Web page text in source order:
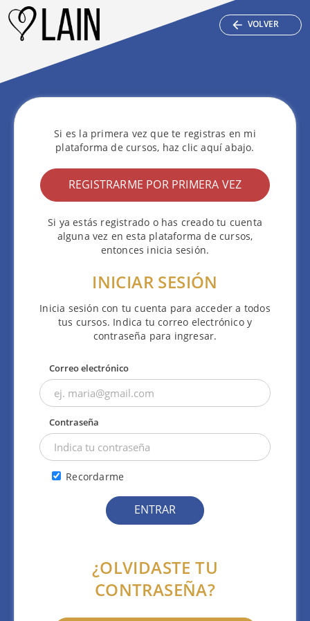
VOLVER
Si es la primera vez que te registras en mi
plataforma de cursos, haz clic aquí abajo.
REGISTRARME POR PRIMERA VEZ
Si ya estás registrado o has creado tu cuenta
alguna vez en esta plataforma de cursos,
entonces inicia sesión.
INICIAR SESIÓN
Inicia sesión con tu cuenta para acceder a todos
tus cursos. Indica tu correo electrónico y
contraseña para ingresar.
Correo electrónico
Contraseña
Recordarme
¿OLVIDASTE TU
CONTRASEÑA?